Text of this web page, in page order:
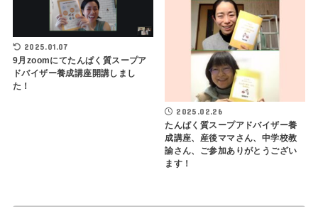
2025.01.07
9月zoomにてたんぱく質スープア
ドバイザー養成講座開講しまし
た！
2025.02.26
たんぱく質スープアドバイザー養
成講座、産後ママさん、中学校教
諭さん、ご参加ありがとうござい
ます！